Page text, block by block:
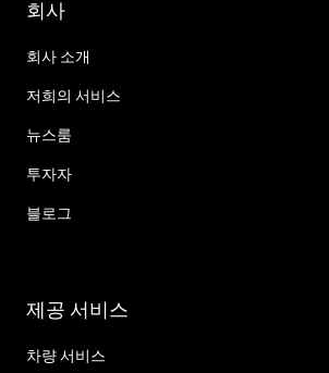
회사
회사 소개
저희의 서비스
뉴스룸
투자자
블로그
제공 서비스
차량 서비스